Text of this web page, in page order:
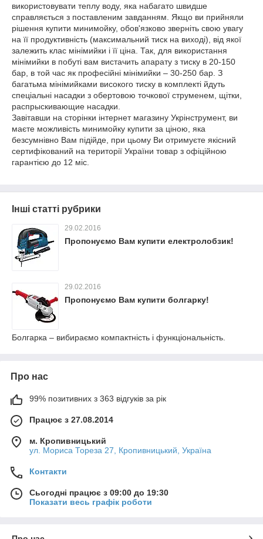
використовувати теплу воду, яка набагато швидше
справляється з поставленим завданням. Якщо ви прийняли
рішення купити минимойку, обов'язково зверніть свою увагу
на її продуктивність (максимальний тиск на виході), від якої
залежить клас мінімийки і її ціна. Так, для використання
мінімийки в побуті вам вистачить апарату з тиску в 20-150
бар, в той час як професійні мінімийки – 30-250 бар. З
багатьма мінімийками високого тиску в комплекті йдуть
спеціальні насадки з обертовою точкової струменем, щітки,
распрыскивающие насадки.
Завітавши на сторінки інтернет магазину Укрінструмент, ви
маєте можливість минимойку купити за ціною, яка
безсумнівно Вам підійде, при цьому Ви отримуєте якісний
сертифікований на території України товар з офіційною
гарантією до 12 міс.
Інші статті рубрики
29.02.2016
Пропонуємо Вам купити електролобзик!
29.02.2016
Пропонуємо Вам купити болгарку!
Болгарка – вибираємо компактність і функціональність.
Про нас
99% позитивних з 363 відгуків за рік
Працює з 27.08.2014
м. Кропивницький
ул. Мориса Тореза 27, Кропивницький, Україна
Контакти
Сьогодні працює з 09:00 до 19:30
Показати весь графік роботи